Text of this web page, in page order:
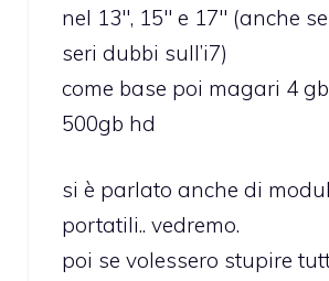
nel 13″, 15″ e 17″ (anche
seri dubbi sull’i7)
come base poi magari 4
500gb hd
si è parlato anche di
portatili.. vedremo.
poi se volessero stupire